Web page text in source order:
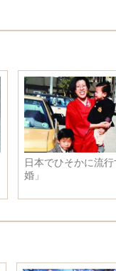
日本でひそかに流
婚」